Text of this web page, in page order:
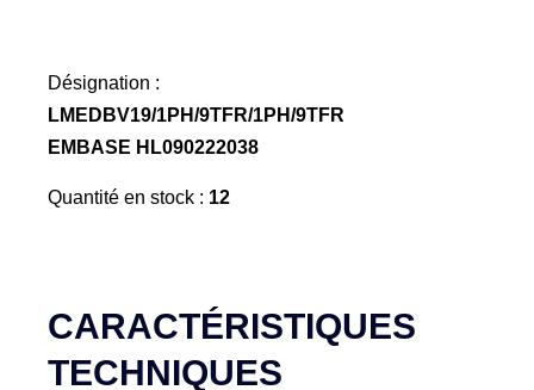
Désignation :
LMEDBV19/1PH/9TFR/1PH/9TFR
EMBASE HL090222038
Quantité en stock : 12
CARACTÉRISTIQUES
TECHNIQUES